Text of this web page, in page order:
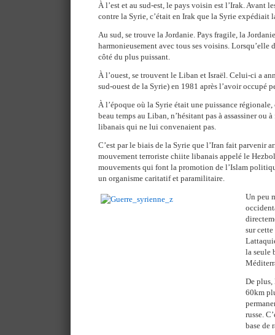
À l’est et au sud-est, le pays voisin est l’Irak. Avant
contre la Syrie, c’était en Irak que la Syrie expédiait
Au sud, se trouve la Jordanie. Pays fragile, la
harmonieusement avec tous ses voisins. Lorsqu’elle
côté du plus puissant.
À l’ouest, se trouvent le Liban et Israël. Celui-ci a
sud-ouest de la Syrie) en 1981 après l’avoir occupé
À l’époque où la Syrie était une puissance
beau temps au Liban, n’hésitant pas à assassiner ou
libanais qui ne lui convenaient pas.
C’est par le biais de la Syrie que l’Iran fait parvenir
mouvement terroriste chiite libanais appelé le
mouvements qui font la promotion de l’Islam
un organisme caritatif et paramilitaire.
Un peu
sur
la seule
De plus,
60km
russe.
base de